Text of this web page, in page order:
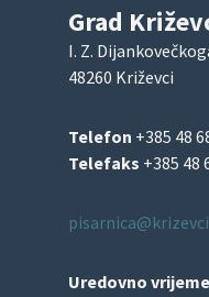
Grad
I. Z.
48260 Križevci
Telefon +385 48
Telefaks +385 48
Uredovno vrijeme